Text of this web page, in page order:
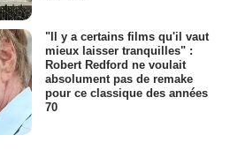
"Il y a certains films qu'il vaut
mieux laisser tranquilles" :
Robert Redford ne voulait
absolument pas de remake
pour ce classique des années
70